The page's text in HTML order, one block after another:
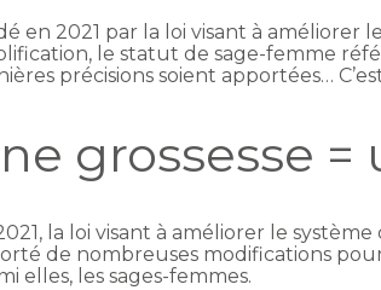
en 2021 par la loi visant à améliorer
le statut de sage-femme
précisions soient apportées…
grossesse
la loi visant à améliorer le
de nombreuses modifications
elles, les sages-femmes.